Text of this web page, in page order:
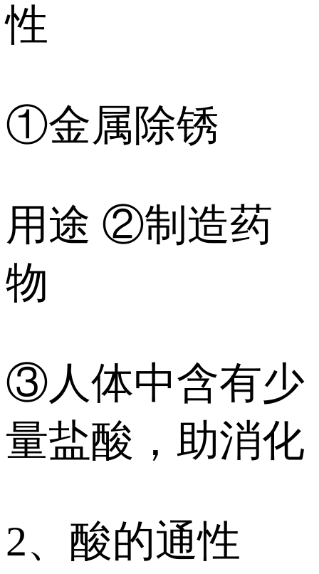
性
①金属除锈
用途 ②制造药
物
③人体中含有少
量盐酸，助消化
2、酸的通性